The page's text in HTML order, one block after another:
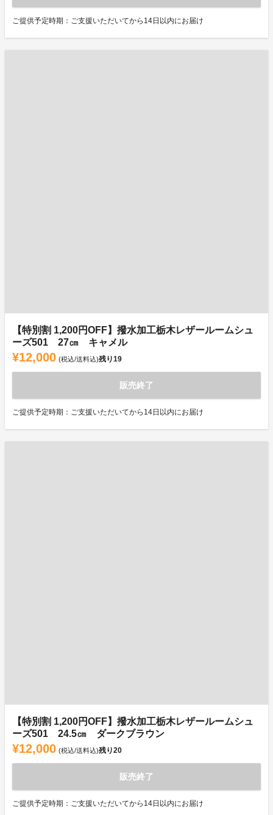
ご提供予定時期：ご支援いただいてから14日以内にお届け
【特別割 1,200円OFF】撥水加工栃木レザールームシュ
ーズ501 27㎝ キャメル
¥12,000 (税込/送料込)残り19
販売終了
ご提供予定時期：ご支援いただいてから14日以内にお届け
【特別割 1,200円OFF】撥水加工栃木レザールームシュ
ーズ501 24.5㎝ ダークブラウン
¥12,000 (税込/送料込)残り20
販売終了
ご提供予定時期：ご支援いただいてから14日以内にお届け